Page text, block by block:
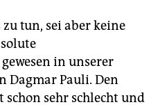
tun, sei aber keine
in unserer
Dagmar Pauli. Den
schon sehr schlecht und